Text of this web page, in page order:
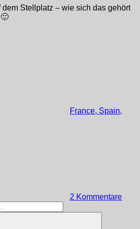
Stellplatz – wie sich das gehört
France, Spain,
2 Kommentare